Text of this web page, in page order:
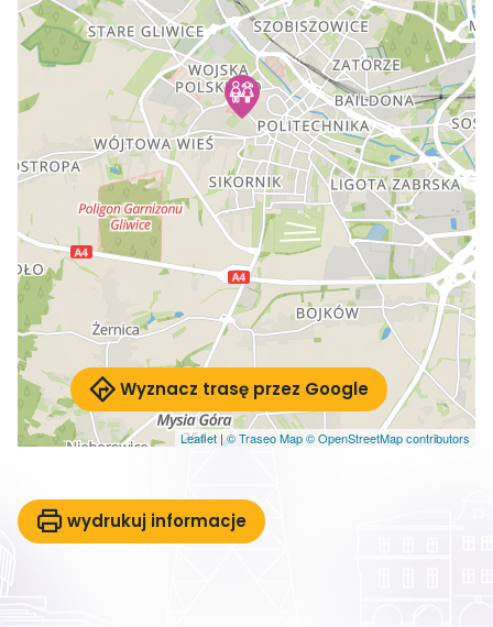
Leaflet | © Traseo Map© OpenStreetMap contributors
Wyznacz trasę przez Google
wydrukuj informacje